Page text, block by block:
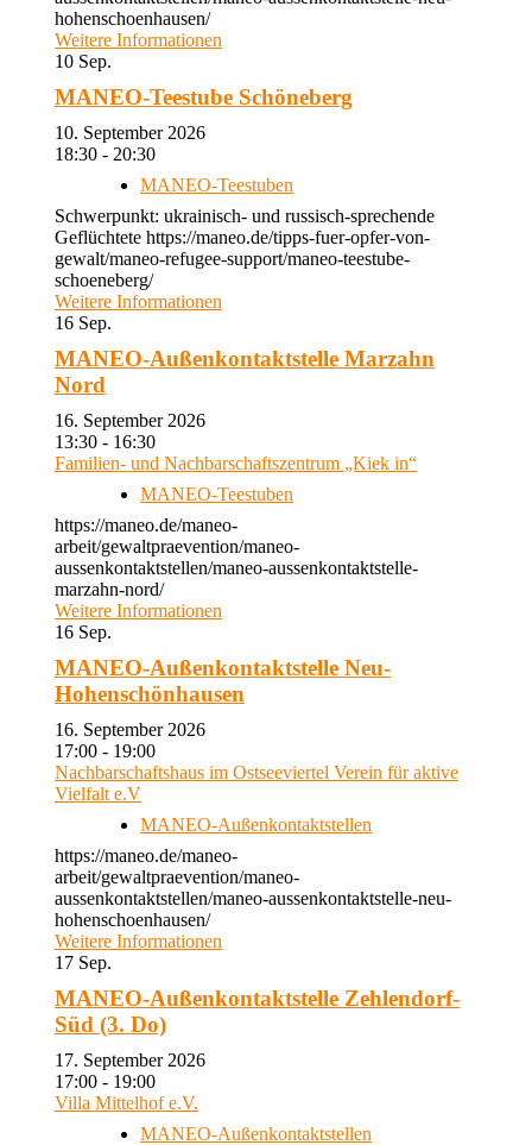
hohenschoenhausen/
Weitere Informationen
10 Sep.
MANEO-Teestube Schöneberg
10. September 2026
18:30 - 20:30
MANEO-Teestuben
Schwerpunkt: ukrainisch- und russisch-sprechende
Geflüchtete https://maneo.de/tipps-fuer-opfer-von-
gewalt/maneo-refugee-support/maneo-teestube-
schoeneberg/
Weitere Informationen
16 Sep.
MANEO-Außenkontaktstelle Marzahn
Nord
16. September 2026
13:30 - 16:30
Familien- und Nachbarschaftszentrum „Kiek in“
MANEO-Teestuben
https://maneo.de/maneo-
arbeit/gewaltpraevention/maneo-
aussenkontaktstellen/maneo-aussenkontaktstelle-
marzahn-nord/
Weitere Informationen
16 Sep.
MANEO-Außenkontaktstelle Neu-
Hohenschönhausen
16. September 2026
17:00 - 19:00
Nachbarschaftshaus im Ostseeviertel Verein für aktive
Vielfalt e.V
MANEO-Außenkontaktstellen
https://maneo.de/maneo-
arbeit/gewaltpraevention/maneo-
aussenkontaktstellen/maneo-aussenkontaktstelle-neu-
hohenschoenhausen/
Weitere Informationen
17 Sep.
MANEO-Außenkontaktstelle Zehlendorf-
Süd (3. Do)
17. September 2026
17:00 - 19:00
Villa Mittelhof e.V.
MANEO-Außenkontaktstellen